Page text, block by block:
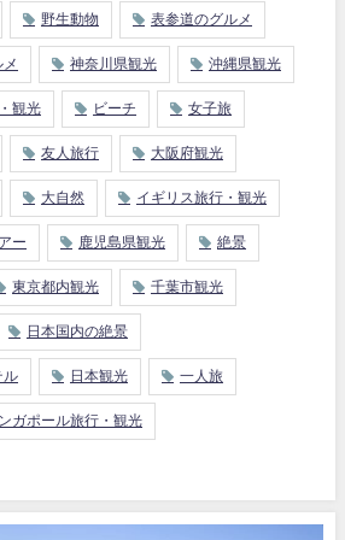
野生動物 表参道のグルメ
神奈川県観光 沖縄県観光
観光 ビーチ 女子旅
友人旅行 大阪府観光
大自然 イギリス旅行・観光
ー 鹿児島県観光 絶景
東京都内観光 千葉市観光
日本国内の絶景
ル 日本観光 一人旅
ガポール旅行・観光